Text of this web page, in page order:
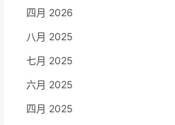
四月 2026
八月 2025
七月 2025
六月 2025
四月 2025